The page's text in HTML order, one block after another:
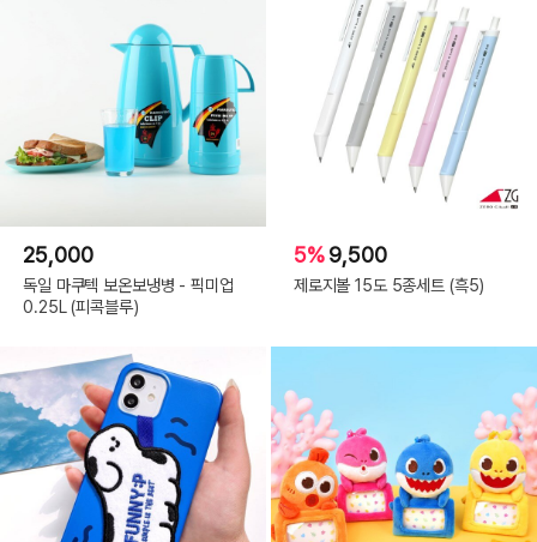
25,000
독일 마쿠텍 보온보냉병 - 픽미업
0.25L (피콕블루)
5%9,500
제로지볼 15도 5종세트 (흑5)